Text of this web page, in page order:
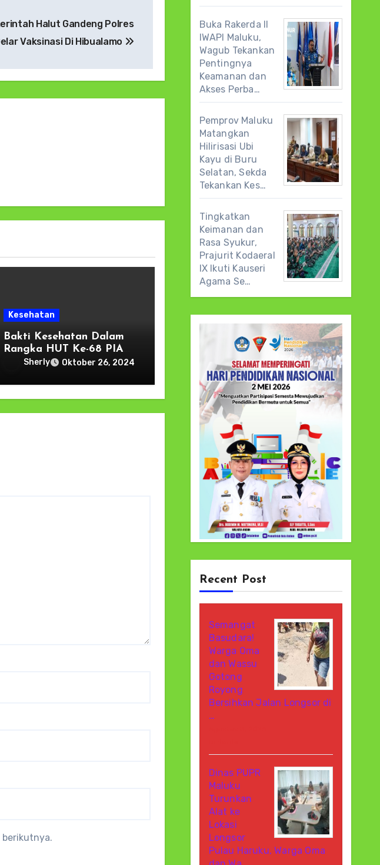
Halut Gandeng Polres
Vaksinasi Di Hibualamo
Kesehatan
Bakti Kesehatan Dalam
Rangka HUT Ke-68 PIA
Ardhya Garini Tahun 2024
Sherly Oktober 26, 2024
berikutnya.
Buka Rakerda II
IWAPI Maluku,
Wagub Tekankan
Pentingnya
Keamanan dan
Akses Perba…
Pemprov Maluku
Matangkan
Hilirisasi Ubi
Kayu di Buru
Selatan, Sekda
Tekankan Kes…
Tingkatkan
Keimanan dan
Rasa Syukur,
Prajurit Kodaeral
IX Ikuti Kauseri
Agama Se…
Recent Post
Semangat
Basudara!
Warga Oma
dan Wassu
Gotong
Royong
Bersihkan Jalan Longsor di
…
Dinas PUPR
Maluku
Turunkan
Alat ke
Lokasi
Longsor
Pulau Haruku, Warga Oma